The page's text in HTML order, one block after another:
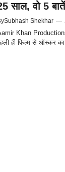
साल, वो 5
Subhash Shekhar —
Khan
ही फिल्म से ऑस्कर का